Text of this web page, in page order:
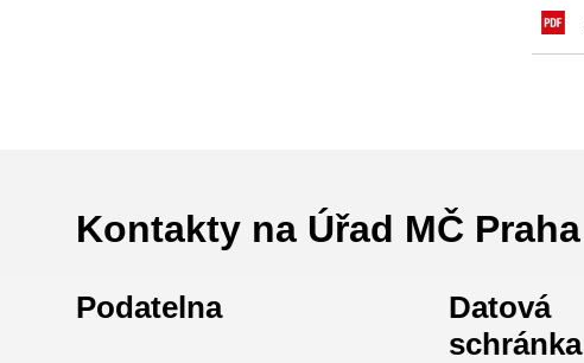
Kontakty na Úřad MČ
Podatelna
Datová
schránka